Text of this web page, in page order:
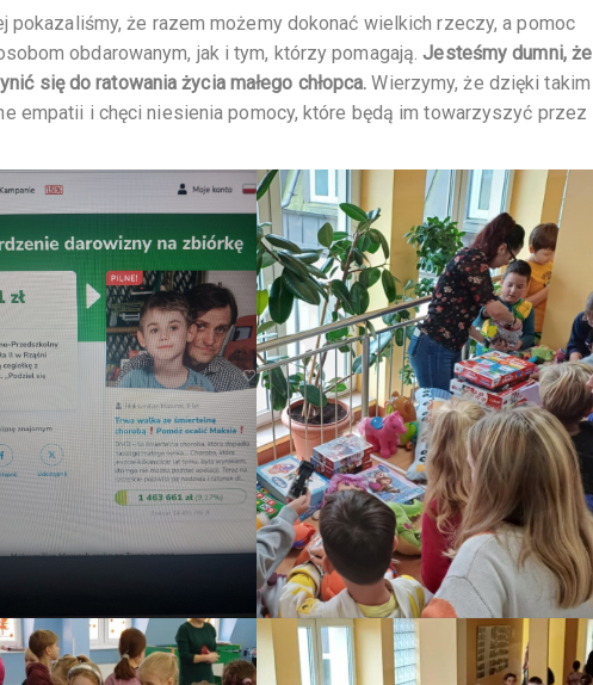
pokazaliśmy, że razem możemy dokonać wielkich rzeczy, a pomoc
obdarowanym, jak i tym, którzy pomagają.Jesteśmy dumni, że
się do ratowania życia małego chłopca. Wierzymy, że dzięki takim
empatii i chęci niesienia pomocy, które będą im towarzyszyć przez